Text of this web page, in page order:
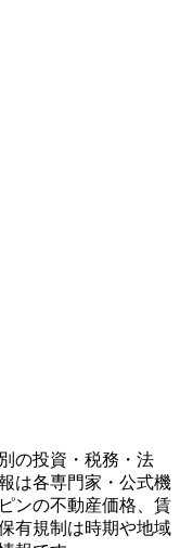
の投資・税務・法
は各専門家・公式機
ンの不動産価格、賃
有規制は時期や地域